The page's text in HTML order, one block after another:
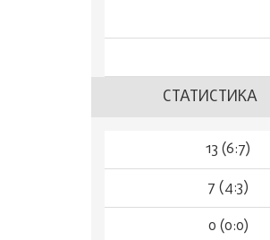
СТАТИСТИКА
13 (6:7)
7 (4:3)
0 (0:0)